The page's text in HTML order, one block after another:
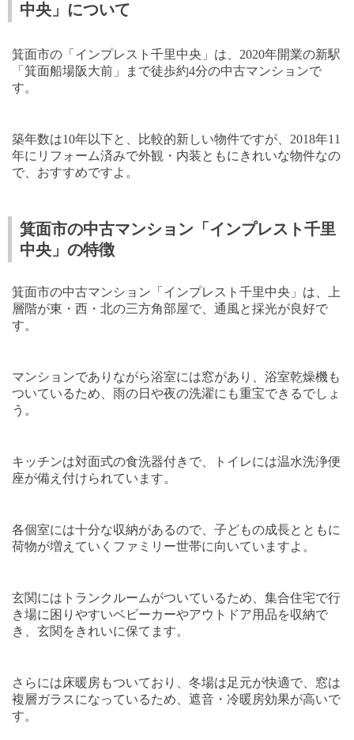
中央」について
箕面市の「インプレスト千里中央」は、 2020年開業の新駅
「箕面船場阪大前」まで徒歩約4分の中古マンションで
す。
築年数は10年以下と、比較的新しい物件ですが、 2018年11
年にリフォーム済みで外観・内装ともにきれいな物件なの
で、おすすめですよ。
箕面市の中古マンション「インプレスト千里
中央」の特徴
箕面市の中古マンション「インプレスト千里中央」は、上
層階が東・西・北の三方角部屋で、通風と採光が良好で
す。
マンションでありながら浴室には窓があり、浴室乾燥機も
ついているため、雨の日や夜の洗濯にも重宝できるでしょ
う。
キッチンは対面式の食洗器付きで、トイレには温水洗浄便
座が備え付けられています。
各個室には十分な収納があるので、子どもの成長とともに
荷物が増えていくファミリー世帯に向いていますよ。
玄関にはトランクルームがついているため、集合住宅で行
き場に困りやすいベビーカーやアウトドア用品を収納で
き、玄関をきれいに保てます。
さらには床暖房もついており、冬場は足元が快適で、窓は
複層ガラスになっているため、遮音・冷暖房効果が高いで
す。